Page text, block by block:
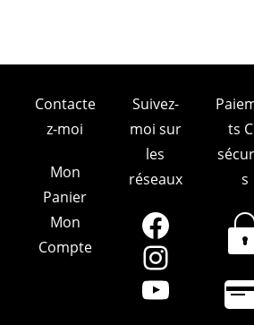
Contacte
z-moi
Mon
Panier
Mon
Compte
Suivez-
moi sur
les
réseaux
Facebook
Instagram
YouTube
ts
s